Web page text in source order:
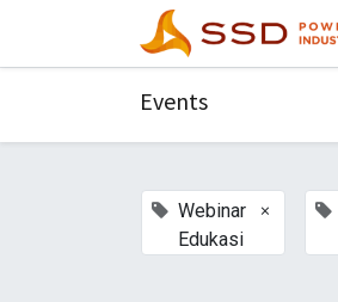
Events
Webinar
Edukasi
×